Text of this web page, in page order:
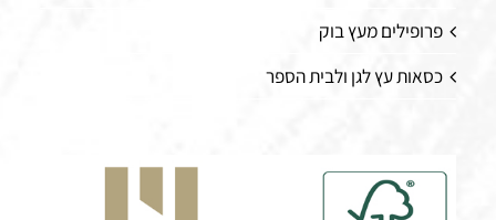
פרופילים מעץ בוק
כסאות עץ לגן ולבית הספר